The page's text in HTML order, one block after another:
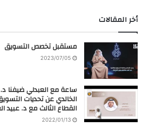
أخر المقالات
مستقبل تخصص التسويق
2023/07/05
ساعة مع العبدلي ضيفنا د.
الخالدي عن تحديات
القطاع الثالث مع د. عبيد
2022/01/13